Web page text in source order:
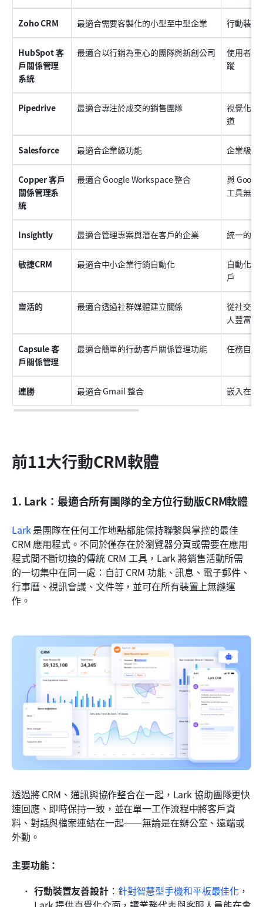
Zoho CRM 最適合需要客製化的小型至中型企業 行動裝置
HubSpot 客
戶關係管理
系統
最適合以行銷為重心的團隊與新創公司
使用者友
蹤
Pipedrive 最適合專注於成交的銷售團隊
視覺化、
道
Salesforce 最適合企業級功能 企業級功
Copper 客戶
關係管理系
統
最適合 Google Workspace 整合
與
工具無縫
Insightly 最適合管理專案與潛在客戶的企業 統一的
敏捷CRM 最適合中小企業行銷自動化
自動化工
戶
靈活的 最適合透過社群媒體建立關係
從社交網
人豐富資
Capsule 客
戶關係管理
最適合簡單的行動客戶關係管理功能 任務自動
連勝 最適合 Gmail 整合 嵌入在
前11大行動CRM軟體
1. Lark：最適合所有團隊的全方位行動版CRM軟體
Lark 是團隊在任何工作地點都能保持聯繫與掌控的最佳
CRM 應用程式。不同於僅存在於瀏覽器分頁或需要在應用
程式間不斷切換的傳統 CRM 工具，Lark 將銷售活動所需
的一切集中在同一處：自訂 CRM 功能、訊息、電子郵件、
行事曆、視訊會議、文件等，並可在所有裝置上無縫運
作。
透過將 CRM、通訊與協作整合在一起，Lark 協助團隊更快
速回應、即時保持一致，並在單一工作流程中將客戶資
料、對話與檔案連結在一起——無論是在辦公室、遠端或
外勤。
主要功能：
行動裝置友善設計： 針對智慧型手機和平板最佳化 ，